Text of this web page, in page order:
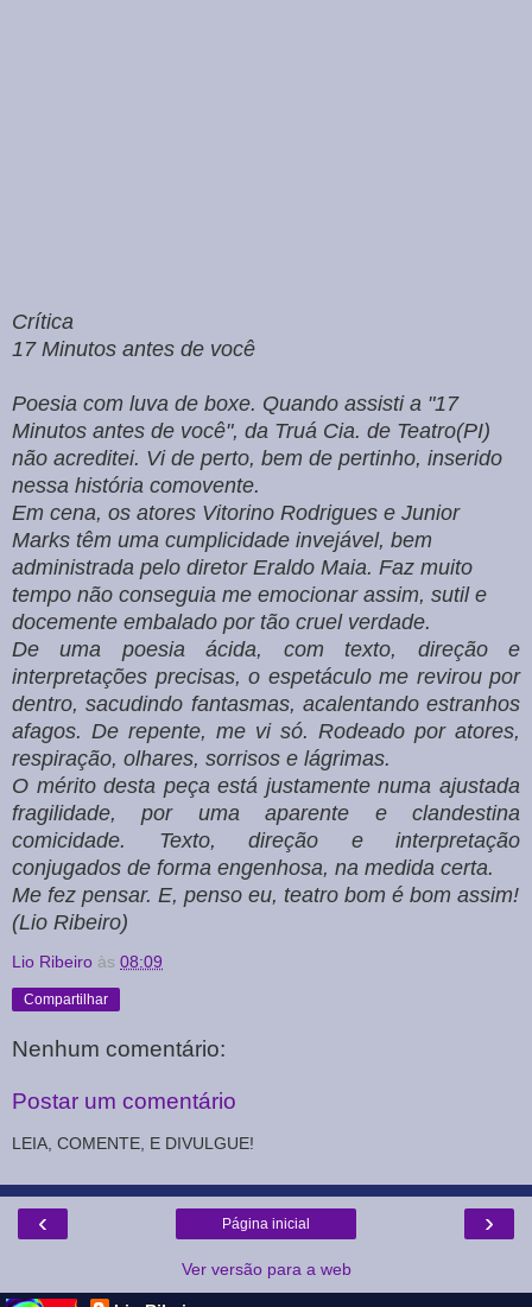
Crítica
17 Minutos antes de você
Poesia com luva de boxe. Quando assisti a "17
Minutos antes de você", da Truá Cia. de Teatro(PI)
não acreditei. Vi de perto, bem de pertinho, inserido
nessa história comovente.
Em cena, os atores Vitorino Rodrigues e Junior
Marks têm uma cumplicidade invejável, bem
administrada pelo diretor Eraldo Maia. Faz muito
tempo não conseguia me emocionar assim, sutil e
docemente embalado por tão cruel verdade.
De uma poesia ácida, com texto, direção e
interpretações precisas, o espetáculo me revirou por
dentro, sacudindo fantasmas, acalentando estranhos
afagos. De repente, me vi só. Rodeado por atores,
respiração, olhares, sorrisos e lágrimas.
O mérito desta peça está justamente numa ajustada
fragilidade, por uma aparente e clandestina
comicidade. Texto, direção e interpretação
conjugados de forma engenhosa, na medida certa.
Me fez pensar. E, penso eu, teatro bom é bom assim!
(Lio Ribeiro)
Lio Ribeiro às 08:09
Compartilhar
Nenhum comentário:
Postar um comentário
LEIA, COMENTE, E DIVULGUE!
‹ ›
Página inicial
Ver versão para a web